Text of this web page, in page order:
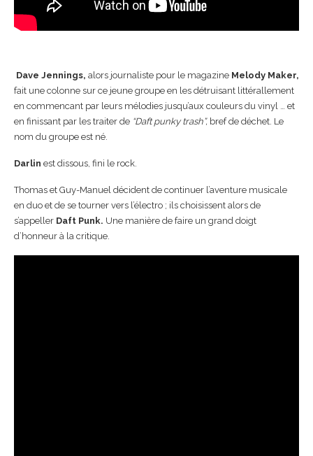
Dave Jennings, alors journaliste pour le magazine Melody Maker,
fait une colonne sur ce jeune groupe en les détruisant littérallement
en commencant par leurs mélodies jusqu’aux couleurs du vinyl … et
en finissant par les traiter de “Daft punky trash”, bref de déchet. Le
nom du groupe est né.
Darlin est dissous, fini le rock.
Thomas et Guy-Manuel décident de continuer l’aventure musicale
en duo et de se tourner vers l’électro ; ils choisissent alors de
s’appeller Daft Punk. Une manière de faire un grand doigt
d’honneur à la critique.